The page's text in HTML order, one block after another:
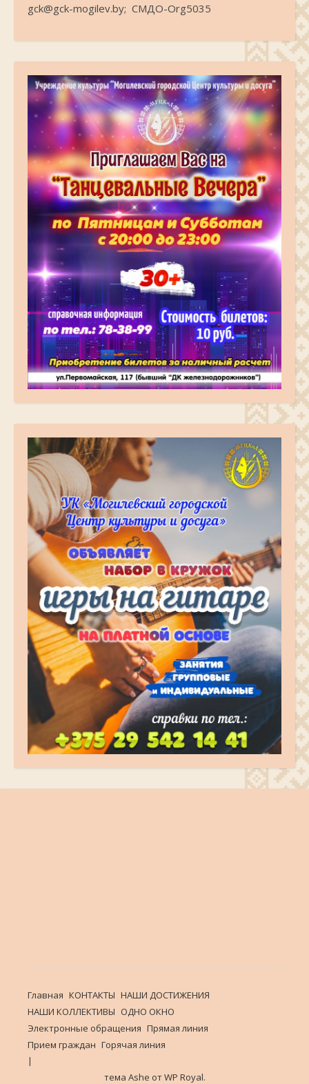
gck@gck-mogilev.by; СМДО-Org5035
Главная КОНТАКТЫ НАШИ ДОСТИЖЕНИЯ
НАШИ КОЛЛЕКТИВЫ ОДНО ОКНО
Электронные обращения Прямая линия
Прием граждан Горячая линия
тема Ashe отWP Royal.